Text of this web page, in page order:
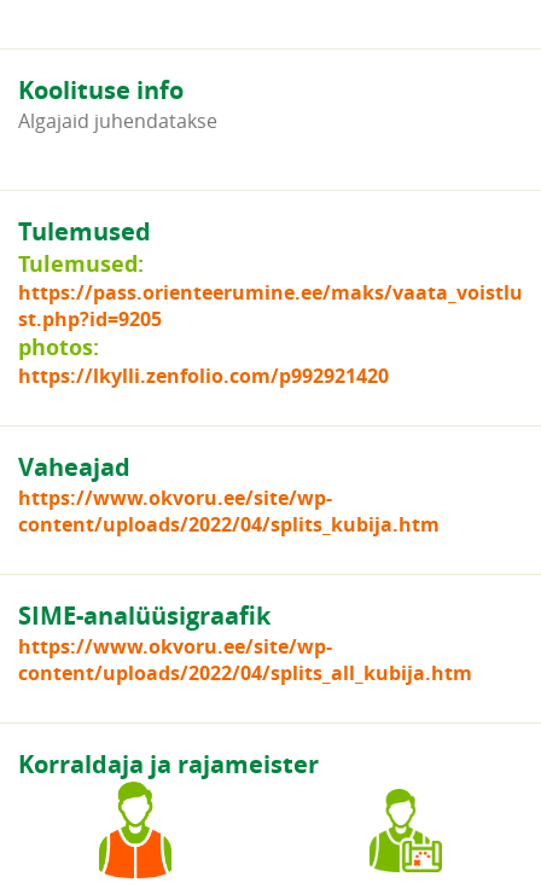
Koolituse info
Algajaid juhendatakse
Tulemused
Tulemused:
https://pass.orienteerumine.ee/maks/vaata_voistlu
st.php?id=9205
photos:
https://lkylli.zenfolio.com/p992921420
Vaheajad
https://www.okvoru.ee/site/wp-
content/uploads/2022/04/splits_kubija.htm
SIME-analüüsigraafik
https://www.okvoru.ee/site/wp-
content/uploads/2022/04/splits_all_kubija.htm
Korraldaja ja rajameister